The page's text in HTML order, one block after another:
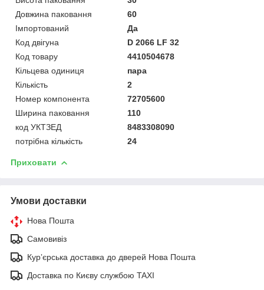
Довжина паковання
60
Імпортований
Да
Код двігуна
D 2066 LF 32
Код товару
4410504678
Кільцева одиниця
пара
Кількість
2
Номер компонента
72705600
Ширина паковання
110
код УКТЗЕД
8483308090
потрібна кількість
24
Приховати
Умови доставки
Нова Пошта
Самовивіз
Курʼєрська доставка до дверей Нова Пошта
Доставка по Києву службою TAXI